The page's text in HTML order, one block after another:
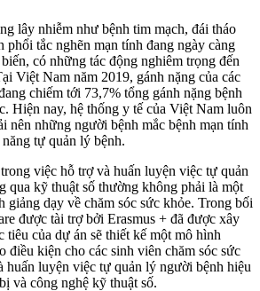
lây nhiễm như bệnh tim mạch, đái tháo
phổi tắc nghẽn mạn tính đang ngày càng
có những tác động nghiêm trọng đến
Việt Nam năm 2019, gánh nặng của các
chiếm tới 73,7% tổng gánh nặng bệnh
Hiện nay, hệ thống y tế của Việt Nam luôn
nên những người bệnh mắc bệnh mạn tính
tự quản lý bệnh.
việc hỗ trợ và huấn luyện việc tự quản
qua kỹ thuật số thường không phải là một
giảng dạy về chăm sóc sức khỏe. Trong bối
được tài trợ bởi Erasmus + đã được xây
của dự án sẽ thiết kế một mô hình
điều kiện cho các sinh viên chăm sóc sức
huấn luyện việc tự quản lý người bệnh hiệu
và công nghệ kỹ thuật số.